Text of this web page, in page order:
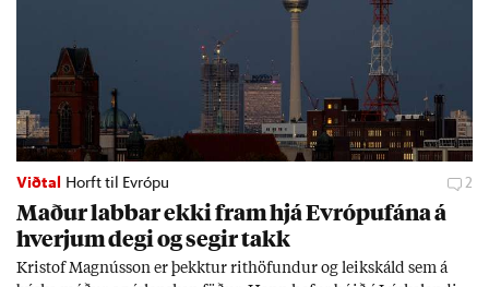
Viðtal Horft til Evrópu 2
Mað­ur labb­ar ekki fram hjá Evr­ópuf­ána á
hverj­um degi og seg­ir takk
Kri­stof Magnús­son er þekkt­ur rit­höf­und­ur og leik­skáld sem á